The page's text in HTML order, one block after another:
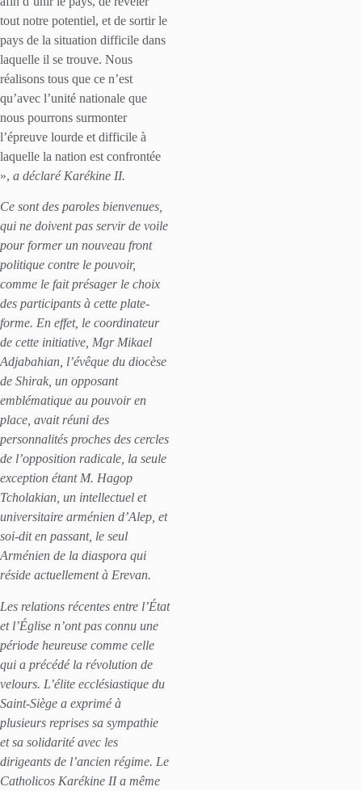
tout notre potentiel, et de sortir le
pays de la situation difficile dans
laquelle il se trouve. Nous
réalisons tous que ce n’est
qu’avec l’unité nationale que
nous pourrons surmonter
l’épreuve lourde et difficile à
laquelle la nation est confrontée
», a déclaré Karékine II.
Ce sont des paroles bienvenues,
qui ne doivent pas servir de voile
pour former un nouveau front
politique contre le pouvoir,
comme le fait présager le choix
des participants à cette plate-
forme. En effet, le coordinateur
de cette initiative, Mgr Mikael
Adjabahian, l’évêque du diocèse
de Shirak, un opposant
emblématique au pouvoir en
place, avait réuni des
personnalités proches des cercles
de l’opposition radicale, la seule
exception étant M. Hagop
Tcholakian, un intellectuel et
universitaire arménien d’Alep, et
soi-dit en passant, le seul
Arménien de la diaspora qui
réside actuellement à Erevan.
Les relations récentes entre l’État
et l’Église n’ont pas connu une
période heureuse comme celle
qui a précédé la révolution de
velours. L’élite ecclésiastique du
Saint-Siège a exprimé à
plusieurs reprises sa sympathie
et sa solidarité avec les
dirigeants de l’ancien régime. Le
Catholicos Karékine II a même